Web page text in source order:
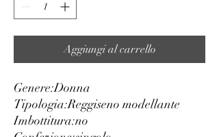
Aggiungi al carrello
Genere:Donna
Tipologia:Reggiseno modellante
Imbottitura:no